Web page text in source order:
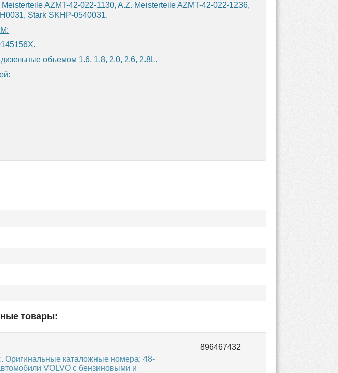
AZMT-42-022-1130, A.Z. Meisterteile AZMT-42-022-1236,
Stark SKHP-0540031.
объемом 1.6, 1.8, 2.0, 2.6, 2.8L.
товары:
Оригинальные каталожные номера: 48-
VOLVO с бензиновыми и